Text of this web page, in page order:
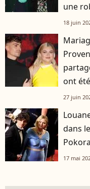
une
18 juin
ont
27 juin
dans
17 mai